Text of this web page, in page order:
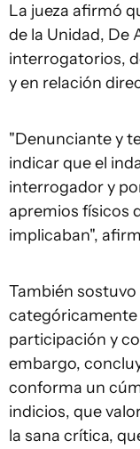
La jueza afirmó
de la Unidad, De
interrogatorios,
y en relación
"Denunciante y
indicar que el
interrogador y
apremios físicos
implicaban",
También
categóricamente
participación y
embargo,
conforma un
indicios, que
la sana crítica,